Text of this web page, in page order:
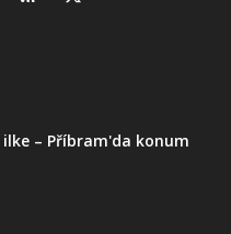
– Příbram'da konum